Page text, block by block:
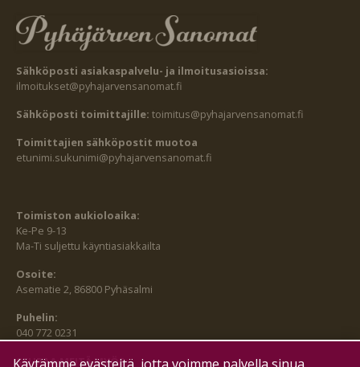
Sähköposti asiakaspalvelu- ja ilmoitusasioissa:
ilmoitukset@pyhajarvensanomat.fi
Sähköposti toimittajille: toimitus@pyhajarvensanomat.fi
Toimittajien sähköpostit muotoa
etunimi.sukunimi@pyhajarvensanomat.fi
Toimiston aukioloaika:
Ke-Pe 9-13
Ma-Ti suljettu käyntiasiakkailta
Osoite:
Asematie 2, 86800 Pyhäsalmi
Puhelin:
040 772 0231
SEURAA MEITÄ MYÖS: